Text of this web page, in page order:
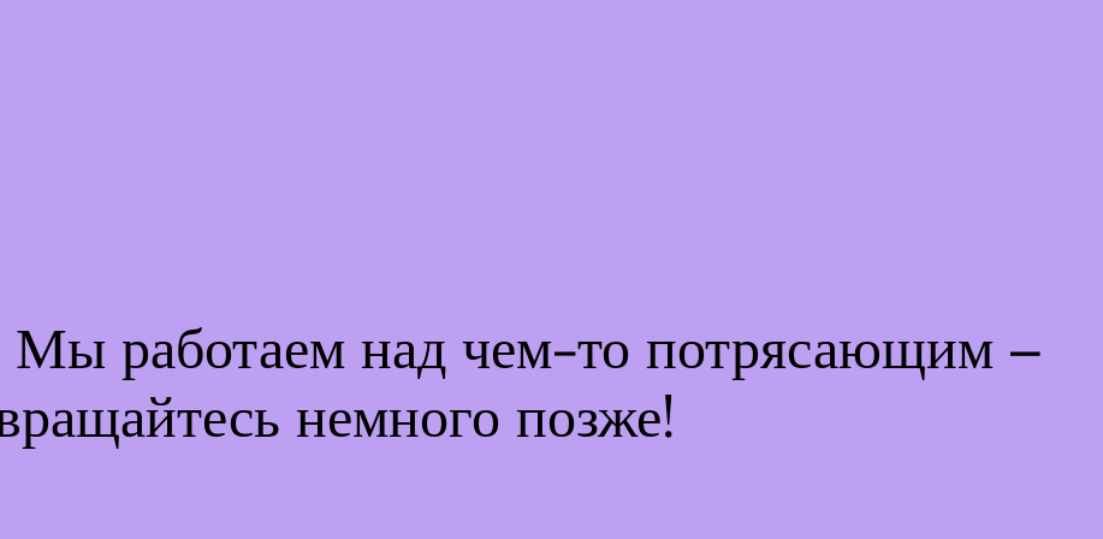
Мы работаем над чем-то потрясающим –
немного позже!